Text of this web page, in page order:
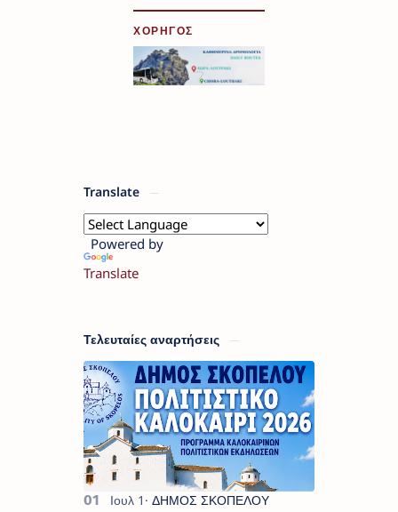
ΧΟΡΗΓΟΣ
Translate
Powered by
Translate
Τελευταίες αναρτήσεις